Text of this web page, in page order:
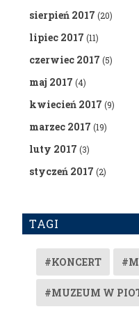
sierpień 2017 (20)
lipiec 2017 (11)
czerwiec 2017 (5)
maj 2017 (4)
kwiecień 2017 (9)
marzec 2017 (19)
luty 2017 (3)
styczeń 2017 (2)
TAGI
#KONCERT
#MUZEUM W